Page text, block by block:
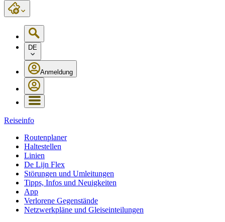
DE
Anmeldung
Reiseinfo
Routenplaner
Haltestellen
Linien
De Lijn Flex
Störungen und Umleitungen
Tipps, Infos und Neuigkeiten
App
Verlorene Gegenstände
Netzwerkpläne und Gleiseinteilungen